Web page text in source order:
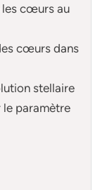
les cœurs au
cœurs dans
stellaire
le paramètre